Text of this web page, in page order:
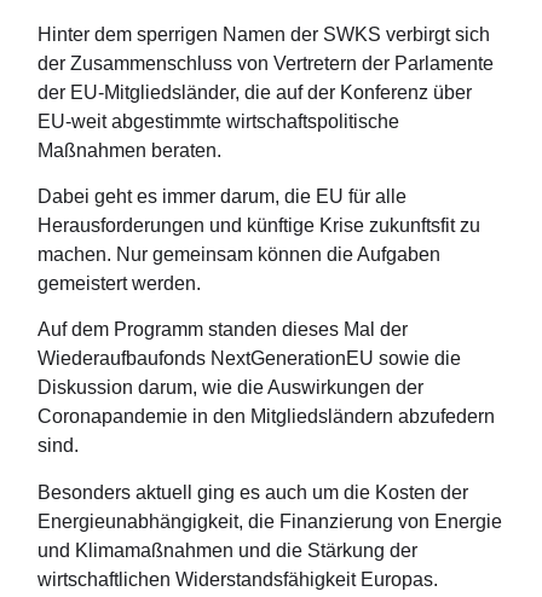
Hinter dem sperrigen Namen der SWKS verbirgt sich
der Zusammenschluss von Vertretern der Parlamente
der EU-Mitgliedsländer, die auf der Konferenz über
EU-weit abgestimmte wirtschaftspolitische
Maßnahmen beraten.
Dabei geht es immer darum, die EU für alle
Herausforderungen und künftige Krise zukunftsfit zu
machen. Nur gemeinsam können die Aufgaben
gemeistert werden.
Auf dem Programm standen dieses Mal der
Wiederaufbaufonds NextGenerationEU sowie die
Diskussion darum, wie die Auswirkungen der
Coronapandemie in den Mitgliedsländern abzufedern
sind.
Besonders aktuell ging es auch um die Kosten der
Energieunabhängigkeit, die Finanzierung von Energie
und Klimamaßnahmen und die Stärkung der
wirtschaftlichen Widerstandsfähigkeit Europas.